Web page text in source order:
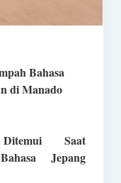
Bahasa
di Manado
Saat
Jepang